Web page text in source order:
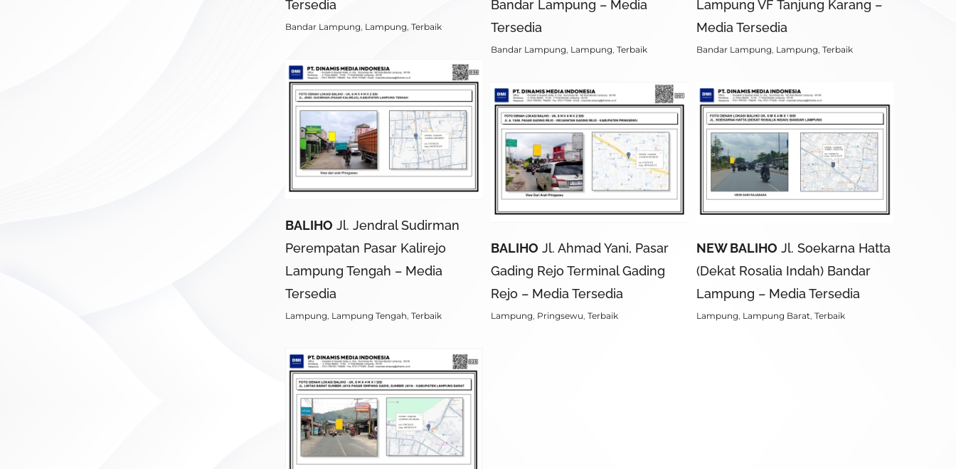
Tersedia
Bandar Lampung Lampung, Terbaik
Bandar Lampung – Media
Tersedia
Bandar Lampung Lampung Terbaik
Lampung VF Tanjung Karang –
Media Tersedia
Bandar Lampung Lampung Terbaik
BALIHO Jl. Jendral Sudirman
Perempatan Pasar Kalirejo
Lampung Tengah – Media
Tersedia
Lampung Lampung Tengah Terbaik
BALIHO Jl. Ahmad Yani, Pasar
Gading Rejo Terminal Gading
Rejo – Media Tersedia
Lampung Pringsewu Terbaik
NEW BALIHO Jl. Soekarna Hatta
(Dekat Rosalia Indah) Bandar
Lampung – Media Tersedia
Lampung Lampung Barat Terbaik